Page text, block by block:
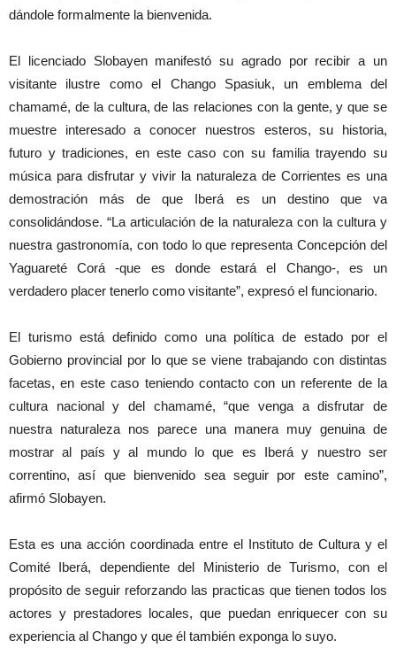
dándole formalmente la bienvenida.
El licenciado Slobayen manifestó su agrado por recibir a un
visitante ilustre como el Chango Spasiuk, un emblema del
chamamé, de la cultura, de las relaciones con la gente, y que se
muestre interesado a conocer nuestros esteros, su historia,
futuro y tradiciones, en este caso con su familia trayendo su
música para disfrutar y vivir la naturaleza de Corrientes es una
demostración más de que Iberá es un destino que va
consolidándose. “La articulación de la naturaleza con la cultura y
nuestra gastronomía, con todo lo que representa Concepción del
Yaguareté Corá -que es donde estará el Chango-, es un
verdadero placer tenerlo como visitante”, expresó el funcionario.
El turismo está definido como una política de estado por el
Gobierno provincial por lo que se viene trabajando con distintas
facetas, en este caso teniendo contacto con un referente de la
cultura nacional y del chamamé, “que venga a disfrutar de
nuestra naturaleza nos parece una manera muy genuina de
mostrar al país y al mundo lo que es Iberá y nuestro ser
correntino, así que bienvenido sea seguir por este camino”,
afirmó Slobayen.
Esta es una acción coordinada entre el Instituto de Cultura y el
Comité Iberá, dependiente del Ministerio de Turismo, con el
propósito de seguir reforzando las practicas que tienen todos los
actores y prestadores locales, que puedan enriquecer con su
experiencia al Chango y que él también exponga lo suyo.